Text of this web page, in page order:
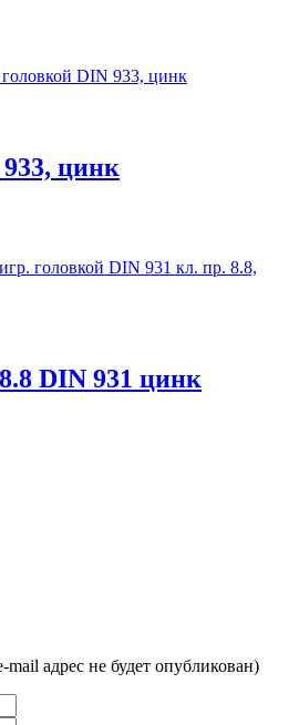
цинк
DIN 931 цинк
mail адрес не будет опубликован)